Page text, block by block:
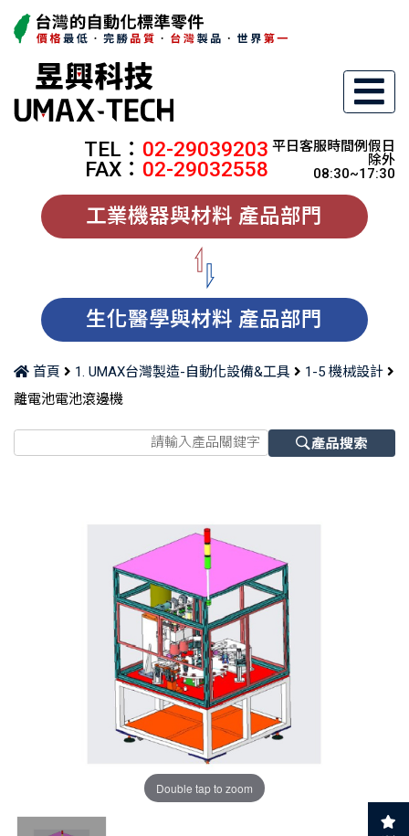
TEL： 02-29039203
FAX： 02-29032558
平日客服時間例假日
除外
08:30~17:30
工業機器與材料 產品部門
生化醫學與材料 產品部門
首頁 1. UMAX台灣製造-自動化設備&工具
1-5 機械設計
離電池電池滾邊機
Double tap to zoom